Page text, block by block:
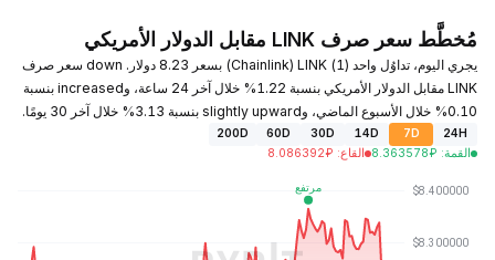
مُخطَّط سعر صرف LINK مقابل الدولار الأمريكي
يجري اليوم، تداوُل واحد (1) LINK ‏(Chainlink) بسعر 8.23 دولار. down سعر صرف
LINK مقابل الدولار الأمريكي بنسبة 1.22% خلال آخر 24 ساعة، وincreased بنسبة
0.10% خلال الأسبوع الماضي، وslightly upward بنسبة 3.13% خلال آخر 30 يومًا.
24H
7D
14D
30D
60D
200D
القمة:
₽
8.363578 القاع:
₽
8.086392